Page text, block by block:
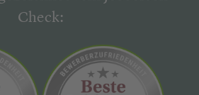
Check: